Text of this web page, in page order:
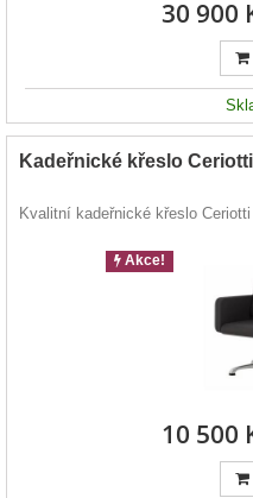
30 900
Kadeřnické křeslo
Kvalitní kadeřnické křeslo Ceriotti
Akce!
10 500